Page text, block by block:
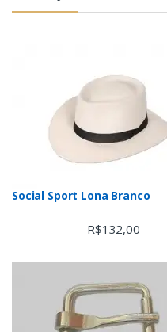
Social Sport Lona Branco
R$132,00